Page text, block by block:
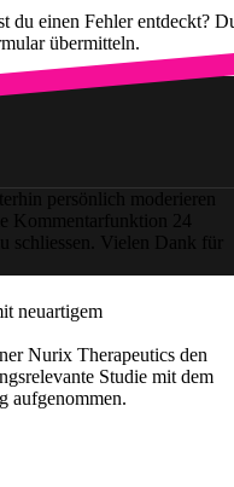
du einen Fehler entdeckt?
übermitteln.
persönlich moderieren
Kommentarfunktion 24
schliessen. Vielen Dank für
neuartigem
Nurix Therapeutics den
Studie mit dem
aufgenommen.